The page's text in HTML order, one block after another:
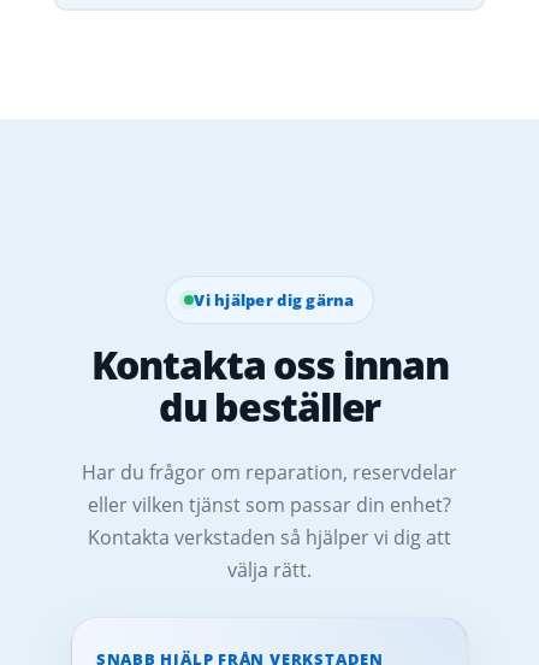
Vi hjälper dig gärna
Kontakta oss innan
du beställer
Har du frågor om reparation, reservdelar
eller vilken tjänst som passar din enhet?
Kontakta verkstaden så hjälper vi dig att
välja rätt.
SNABB HJÄLP FRÅN VERKSTADEN